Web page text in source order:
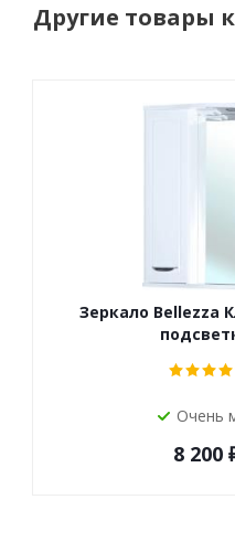
Другие товары
Зеркало Bellezza
Очень
8 200